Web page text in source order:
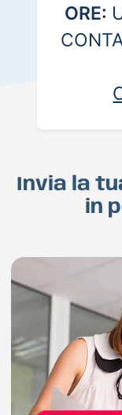
ORE:
Invia la
in